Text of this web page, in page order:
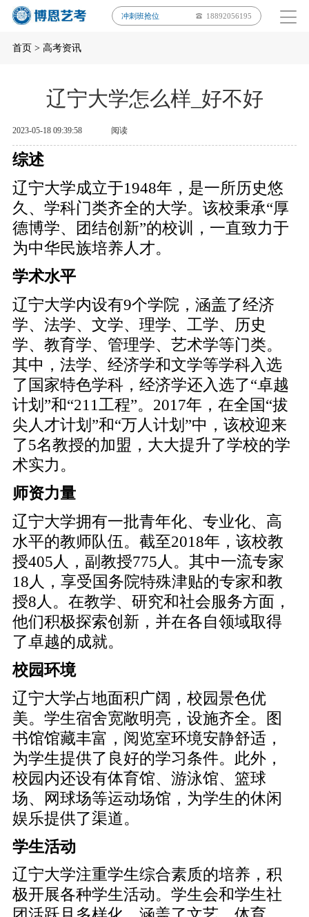
冲刺班抢位 18892056195
首页> 高考资讯
辽宁大学怎么样_好不好
2023-05-18 09:39:58 阅读
综述
辽宁大学成立于1948年，是一所历史悠
久、学科门类齐全的大学。该校秉承“厚
德博学、团结创新”的校训，一直致力于
为中华民族培养人才。
学术水平
辽宁大学内设有9个学院，涵盖了经济
学、法学、文学、理学、工学、历史
学、教育学、管理学、艺术学等门类。
其中，法学、经济学和文学等学科入选
了国家特色学科，经济学还入选了“卓越
计划”和“211工程”。2017年，在全国“拔
尖人才计划”和“万人计划”中，该校迎来
了5名教授的加盟，大大提升了学校的学
术实力。
师资力量
辽宁大学拥有一批青年化、专业化、高
水平的教师队伍。截至2018年，该校教
授405人，副教授775人。其中一流专家
18人，享受国务院特殊津贴的专家和教
授8人。在教学、研究和社会服务方面，
他们积极探索创新，并在各自领域取得
了卓越的成就。
校园环境
辽宁大学占地面积广阔，校园景色优
美。学生宿舍宽敞明亮，设施齐全。图
书馆馆藏丰富，阅览室环境安静舒适，
为学生提供了良好的学习条件。此外，
校园内还设有体育馆、游泳馆、篮球
场、网球场等运动场馆，为学生的休闲
娱乐提供了渠道。
学生活动
辽宁大学注重学生综合素质的培养，积
极开展各种学生活动。学生会和学生社